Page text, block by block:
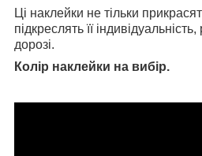
Ці наклейки не тільки
підкреслять її
дорозі.
Колір наклейки на вибір.